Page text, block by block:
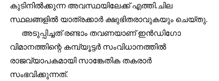
Join our community of
SUBSCRIBERS and be part of the
conversation.
To subscribe, simply enter your email address on our website
or click the subscribe button below. Don't worry, we respect
your privacy and won't spam your inbox. Your information is
കുടിനിൽക്കുന്ന അവസ്ഥയിലേക്ക് എത്തി.ചില
സ്ഥലങ്ങളിൽ യാത്രക്കാർ ക്ഷുഭിതരാവുകയും ചെയ്തു.
അടുപ്പിച്ചത് രണ്ടാം തവണയാണ് ഇൻഡിഗോ
വിമാനത്തിന്റെ കമ്പ്യൂട്ടർ സംവിധാനത്തിൽ
രാജവ്യാപകമായി സാങ്കേതിക തകരാർ
സംഭവിക്കുന്നത്.